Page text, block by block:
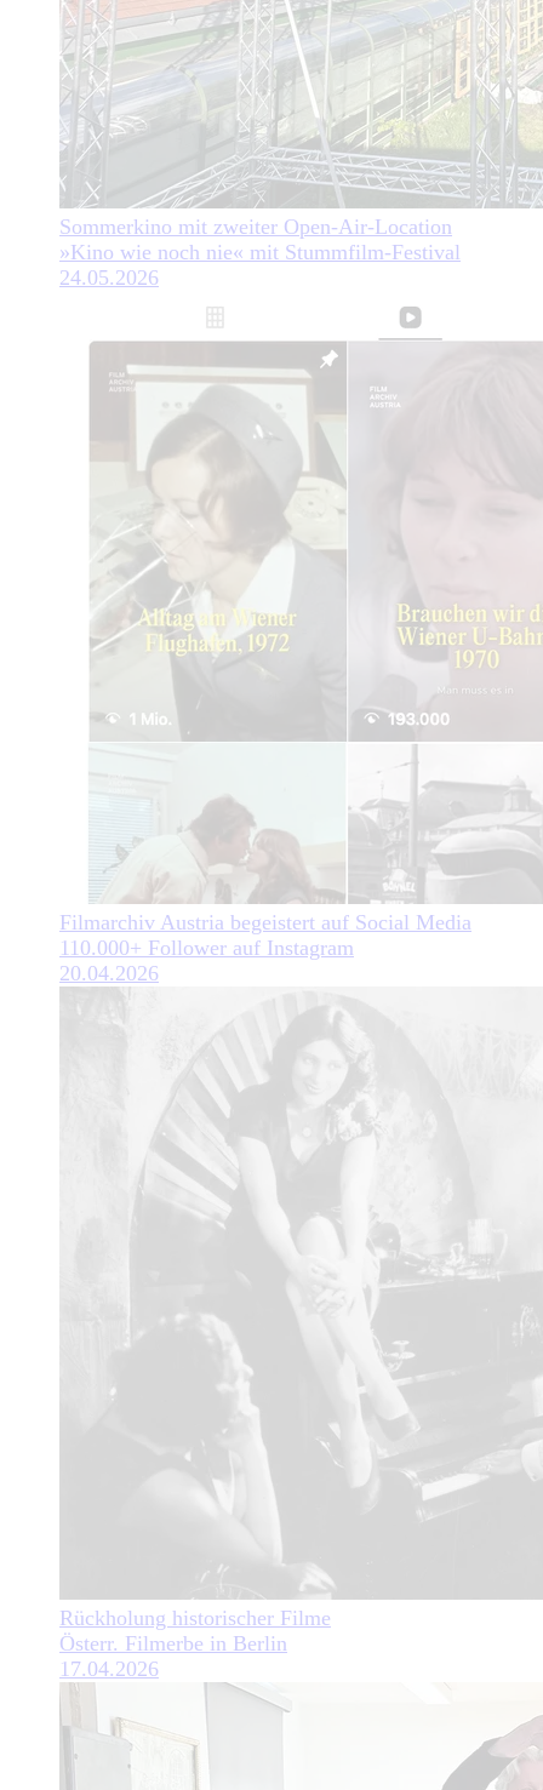
Sommerkino mit zweiter Open-Air-Location
»Kino wie noch nie« mit Stummfilm-Festival
24.05.2026
Filmarchiv Austria begeistert auf Social Media
110.000+ Follower auf Instagram
20.04.2026
Rückholung historischer Filme
Österr. Filmerbe in Berlin
17.04.2026